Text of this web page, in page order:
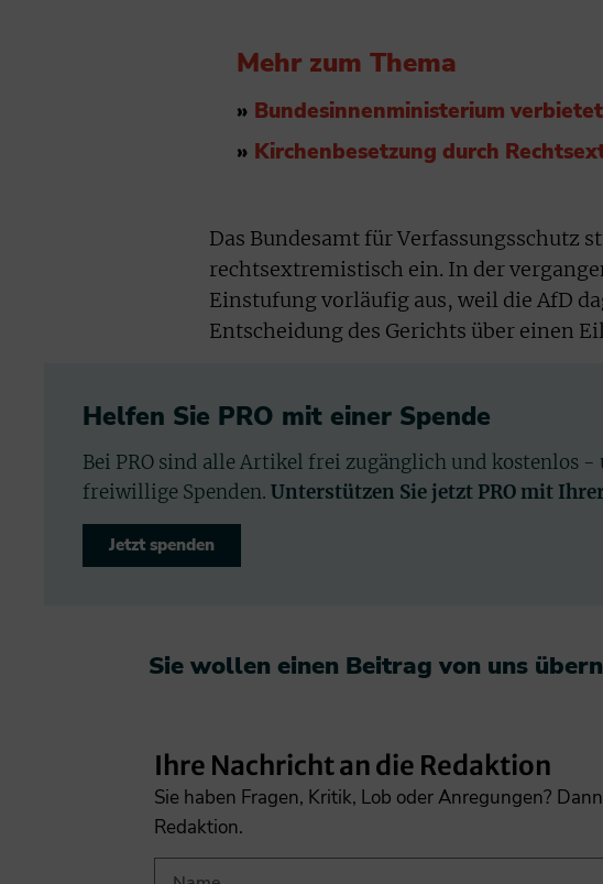
Mehr zum Thema
» Bundesinnenministerium
» Kirchenbesetzung durch
Das Bundesamt für Verfassungsschutz
rechtsextremistisch ein. In der
Einstufung vorläufig aus, weil die AfD
Entscheidung des Gerichts über einen
Helfen Sie PRO mit einer Spende
Bei PRO sind alle Artikel frei zugänglich und kostenlos
freiwillige Spenden. Unterstützen Sie jetzt PRO mit
Jetzt spenden
Sie wollen einen Beitrag von uns
Ihre Nachricht an die Redaktion
Sie haben Fragen, Kritik, Lob oder Anregungen?
Redaktion.